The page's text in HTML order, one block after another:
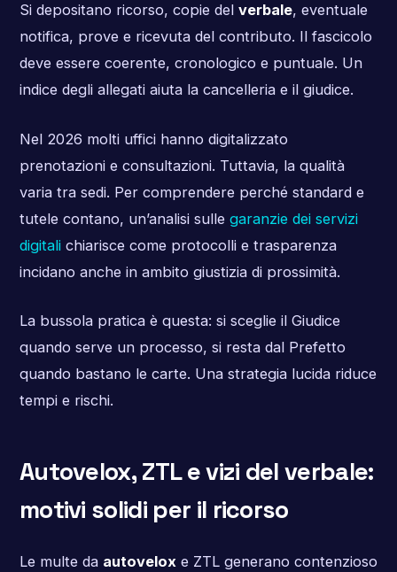
Si depositano ricorso, copie del verbale, eventuale
notifica, prove e ricevuta del contributo. Il fascicolo
deve essere coerente, cronologico e puntuale. Un
indice degli allegati aiuta la cancelleria e il giudice.
Nel 2026 molti uffici hanno digitalizzato
prenotazioni e consultazioni. Tuttavia, la qualità
varia tra sedi. Per comprendere perché standard e
tutele contano, un’analisi sulle garanzie dei servizi
digitalichiarisce come protocolli e trasparenza
incidano anche in ambito giustizia di prossimità.
La bussola pratica è questa: si sceglie il Giudice
quando serve un processo, si resta dal Prefetto
quando bastano le carte. Una strategia lucida riduce
tempi e rischi.
Autovelox, ZTL e vizi del verbale:
motivi solidi per il ricorso
Le multe da autoveloxe ZTL generano contenzioso